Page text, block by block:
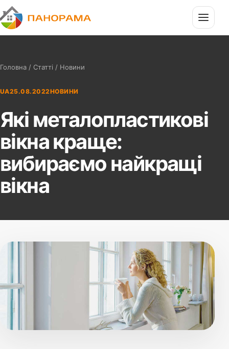
П
Панорама
Головна / Статті / Новини
UA25.08.2022НОВИНИ
Які металопластикові
вікна краще:
вибираємо найкращі
вікна